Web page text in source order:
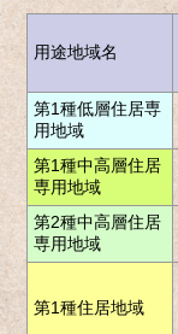
用途地域名
第1種低層住居専
用地域
第1種中高層住居
専用地域
第2種中高層住居
専用地域
第1種住居地域